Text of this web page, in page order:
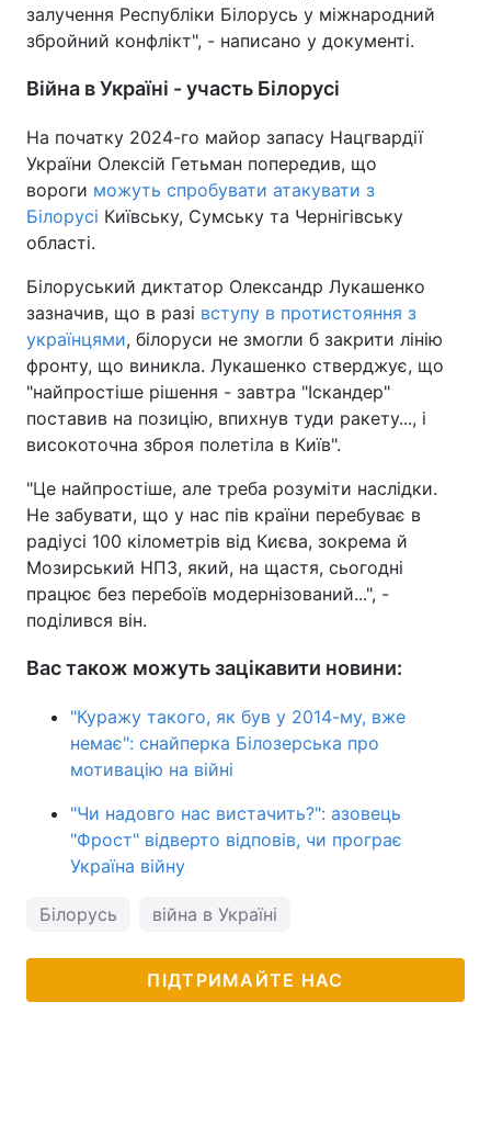
залучення Республіки Білорусь у міжнародний
збройний конфлікт", - написано у документі.
Війна в Україні - участь Білорусі
На початку 2024-го майор запасу Нацгвардії
України Олексій Гетьман попередив, що
вороги можуть спробувати атакувати з
Білорусі Київську, Сумську та Чернігівську
області.
Білоруський диктатор Олександр Лукашенко
зазначив, що в разі вступу в протистояння з
українцями, білоруси не змогли б закрити лінію
фронту, що виникла. Лукашенко стверджує, що
"найпростіше рішення - завтра "Іскандер"
поставив на позицію, впихнув туди ракету..., і
високоточна зброя полетіла в Київ".
"Це найпростіше, але треба розуміти наслідки.
Не забувати, що у нас пів країни перебуває в
радіусі 100 кілометрів від Києва, зокрема й
Мозирський НПЗ, який, на щастя, сьогодні
працює без перебоїв модернізований...", -
поділився він.
Вас також можуть зацікавити новини:
"Куражу такого, як був у 2014-му, вже
немає": снайперка Білозерська про
мотивацію на війні
"Чи надовго нас вистачить?": азовець
"Фрост" відверто відповів, чи програє
Україна війну
Білорусь війна в Україні
ПІДТРИМАЙТЕ НАС